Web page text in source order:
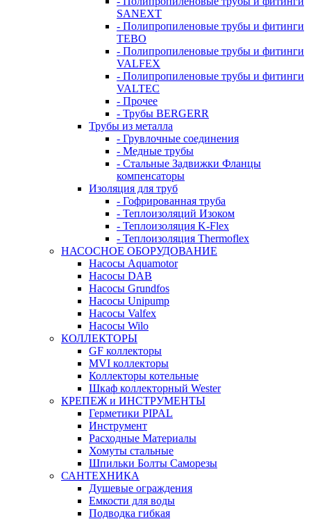
SANEXT
- Полипропиленовые трубы и фитинги
TEBO
- Полипропиленовые трубы и фитинги
VALFEX
- Полипропиленовые трубы и фитинги
VALTEC
- Прочее
- Трубы BERGERR
Трубы из металла
- Грувлочные соединения
- Медные трубы
- Стальные Задвижки Фланцы
компенсаторы
Изоляция для труб
- Гофрированная труба
- Теплоизоляций Изоком
- Теплоизоляция K-Flex
- Теплоизоляция Thermoflex
НАСОСНОЕ ОБОРУДОВАНИЕ
Насосы Aquamotor
Насосы DAB
Насосы Grundfos
Насосы Unipump
Насосы Valfex
Насосы Wilo
КОЛЛЕКТОРЫ
GF коллекторы
MVI коллекторы
Коллекторы котельные
Шкаф коллекторный Wester
КРЕПЕЖ и ИНСТРУМЕНТЫ
Герметики PIPAL
Инструмент
Расходные Материалы
Хомуты стальные
Шпильки Болты Саморезы
САНТЕХНИКА
Душевые ограждения
Емкости для воды
Подводка гибкая